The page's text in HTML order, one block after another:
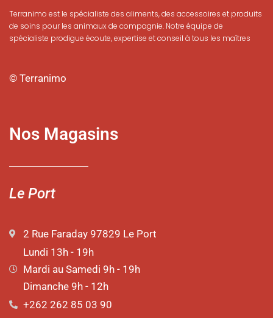
Terranimo est le spécialiste des aliments, des accessoires et produits
de soins pour les animaux de compagnie. Notre équipe de
spécialiste prodigue écoute, expertise et conseil à tous les maîtres
© Terranimo
Nos Magasins
Le Port
2 Rue Faraday 97829 Le Port
Lundi 13h - 19h
Mardi au Samedi 9h - 19h
Dimanche 9h - 12h
+262 262 85 03 90